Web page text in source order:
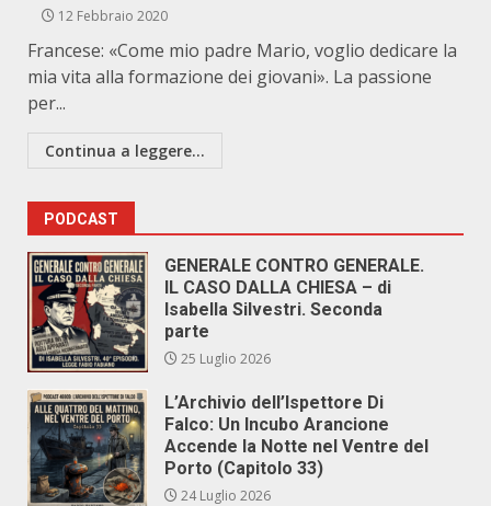
12 Febbraio 2020
Francese: «Come mio padre Mario, voglio dedicare la
mia vita alla formazione dei giovani». La passione
per...
Continua a leggere...
PODCAST
GENERALE CONTRO GENERALE.
IL CASO DALLA CHIESA – di
Isabella Silvestri. Seconda
parte
25 Luglio 2026
L’Archivio dell’Ispettore Di
Falco: Un Incubo Arancione
Accende la Notte nel Ventre del
Porto (Capitolo 33)
24 Luglio 2026